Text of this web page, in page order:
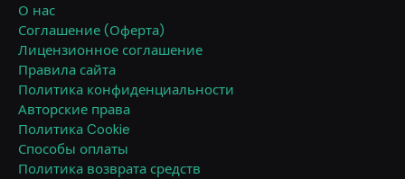
О нас
Соглашение (Оферта)
Лицензионное соглашение
Правила сайта
Политика конфиденциальности
Авторские права
Политика Cookie
Способы оплаты
Политика возврата средств